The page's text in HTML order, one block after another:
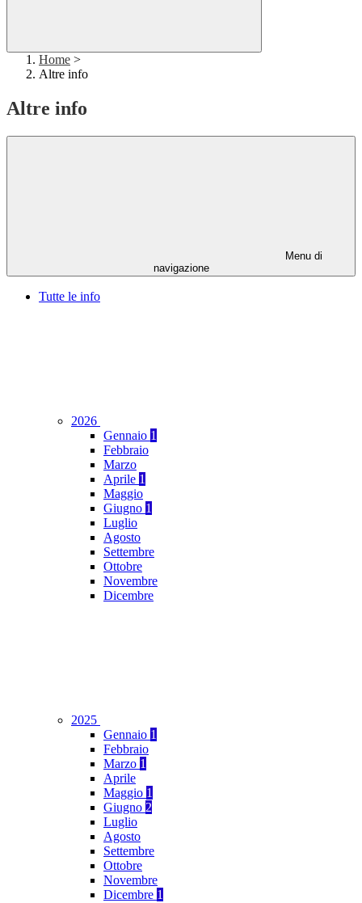
Home >
Altre info
Altre info
Menu di
navigazione
Tutte le info
2026
Gennaio 1
Febbraio
Marzo
Aprile 1
Maggio
Giugno 1
Luglio
Agosto
Settembre
Ottobre
Novembre
Dicembre
2025
Gennaio 1
Febbraio
Marzo 1
Aprile
Maggio 1
Giugno 2
Luglio
Agosto
Settembre
Ottobre
Novembre
Dicembre 1